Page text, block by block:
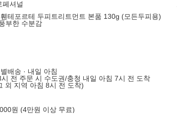
페셔널
테포르테 두피트리트먼트 본품 130g (모든두피용)
부한 수분감
배송 · 내일 아침
시 전 주문 시 수도권/충청 내일 아침 7시 전 도착
외 지역 아침 8시 전 도착)
원 (4만원 이상 무료)